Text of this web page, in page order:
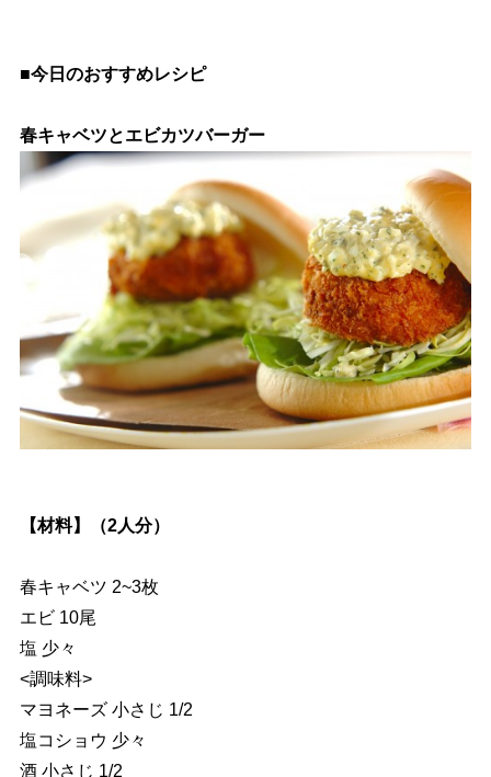
■今日のおすすめレシピ
春キャベツとエビカツバーガー
【材料】（2人分）
春キャベツ 2~3枚
エビ 10尾
塩 少々
<調味料>
マヨネーズ 小さじ 1/2
塩コショウ 少々
酒 小さじ 1/2